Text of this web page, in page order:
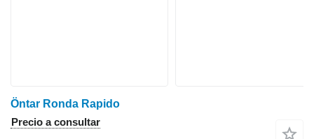
Öntar Ronda Rapido
Precio a consultar